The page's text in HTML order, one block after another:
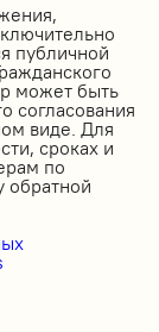
публичной
может быть
согласования
виде. Для
сроках и
по
обратной